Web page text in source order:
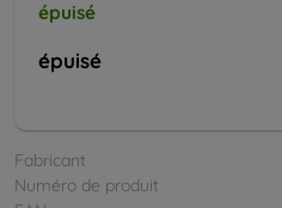
épuisé
épuisé
Fabricant
Numéro de produit